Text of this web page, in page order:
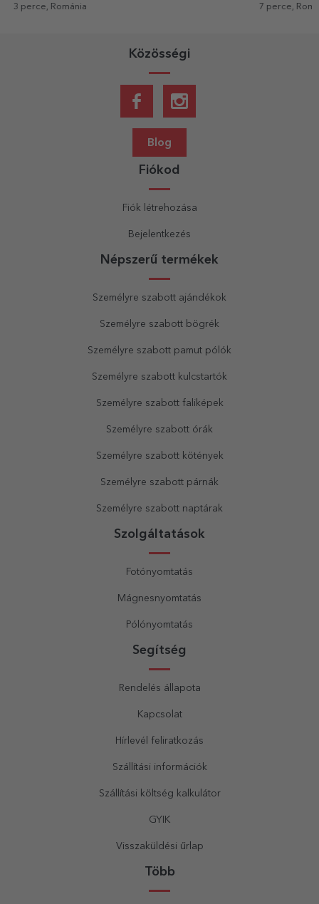
3 perce, Románia 7 perce,
Közösségi
Blog
Fiókod
Fiók létrehozása
Bejelentkezés
Népszerű termékek
Személyre szabott ajándékok
Személyre szabott bögrék
Személyre szabott pamut pólók
Személyre szabott kulcstartók
Személyre szabott faliképek
Személyre szabott órák
Személyre szabott kötények
Személyre szabott párnák
Személyre szabott naptárak
Szolgáltatások
Fotónyomtatás
Mágnesnyomtatás
Pólónyomtatás
Segítség
Rendelés állapota
Kapcsolat
Hírlevél feliratkozás
Szállítási információk
Szállítási költség kalkulátor
GYIK
Visszaküldési űrlap
Több